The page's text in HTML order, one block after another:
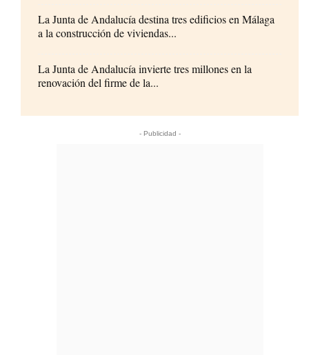
La Junta de Andalucía destina tres edificios en Málaga
a la construcción de viviendas...
La Junta de Andalucía invierte tres millones en la
renovación del firme de la...
- Publicidad -